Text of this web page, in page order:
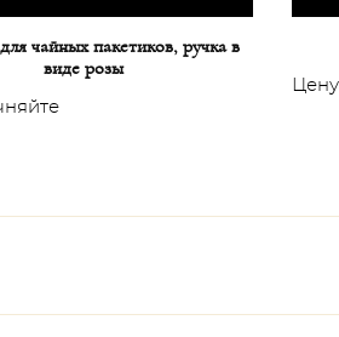
чайных пакетиков, ручка в
виде розы